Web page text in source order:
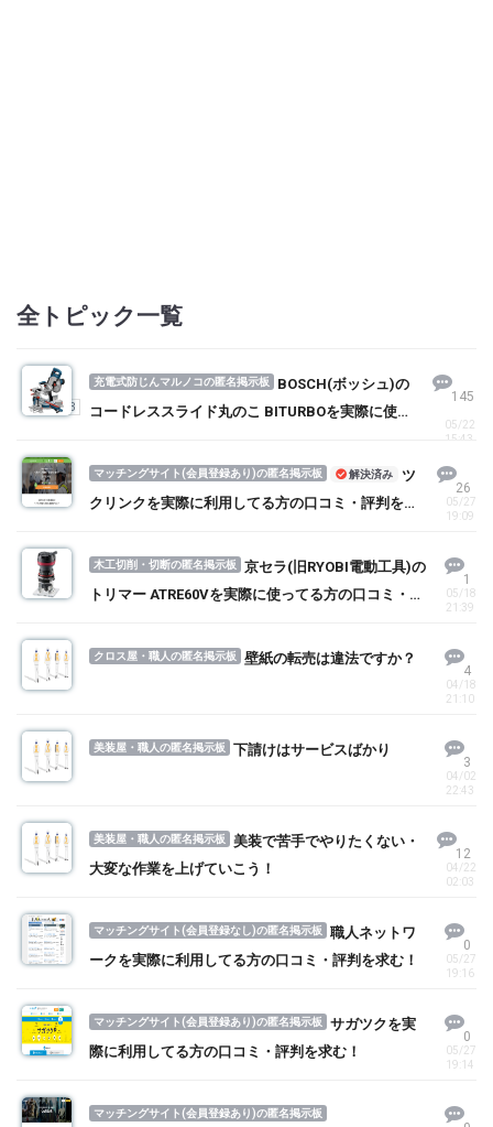
全トピック一覧
充電式防じんマルノコの匿名掲示板
BOSCH(ボッシュ)の
コードレススライド丸のこ BITURBOを実際に使っ
1 2 3
145
05/22
15:43
マッチングサイト(会員登録あり)の匿名掲示板 解決済み
ツ
クリンクを実際に利用してる方の口コミ・評判を求
26
05/27
19:09
木工切削・切断の匿名掲示板
京セラ(旧RYOBI電動工具)の
トリマー ATRE60Vを実際に使ってる方の口コミ・評
1
05/18
21:39
クロス屋・職人の匿名掲示板 壁紙の転売は違法ですか？
4
04/18
21:10
美装屋・職人の匿名掲示板 下請けはサービスばかり
3
04/02
22:43
美装屋・職人の匿名掲示板
美装で苦手でやりたくない・
大変な作業を上げていこう！
12
04/22
02:03
マッチングサイト(会員登録なし)の匿名掲示板
職人ネットワ
ークを実際に利用してる方の口コミ・評判を求む！
0
05/27
19:16
マッチングサイト(会員登録あり)の匿名掲示板
サガツクを実
際に利用してる方の口コミ・評判を求む！
0
05/27
19:14
マッチングサイト(会員登録あり)の匿名掲示板